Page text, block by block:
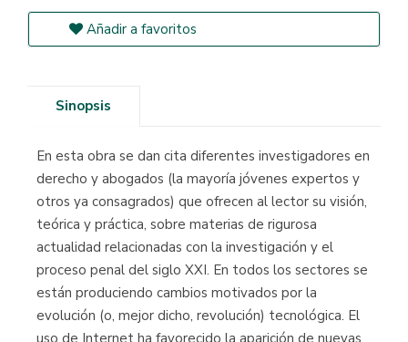
Añadir a favoritos
Sinopsis
En esta obra se dan cita diferentes investigadores en
derecho y abogados (la mayoría jóvenes expertos y
otros ya consagrados) que ofrecen al lector su visión,
teórica y práctica, sobre materias de rigurosa
actualidad relacionadas con la investigación y el
proceso penal del siglo XXI. En todos los sectores se
están produciendo cambios motivados por la
evolución (o, mejor dicho, revolución) tecnológica. El
uso de Internet ha favorecido la aparición de nuevas